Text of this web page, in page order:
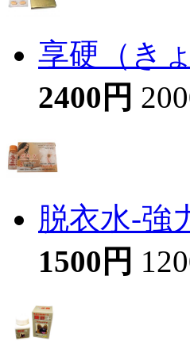
享硬（き
2400円
脱衣水-強
1500円